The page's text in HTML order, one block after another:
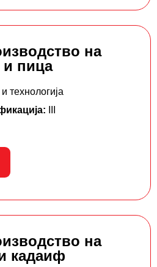
на
и пица
технологија
на
кадаиф